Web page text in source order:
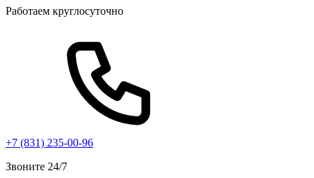
Работаем круглосуточно
+7 (831) 235-00-96
Звоните 24/7